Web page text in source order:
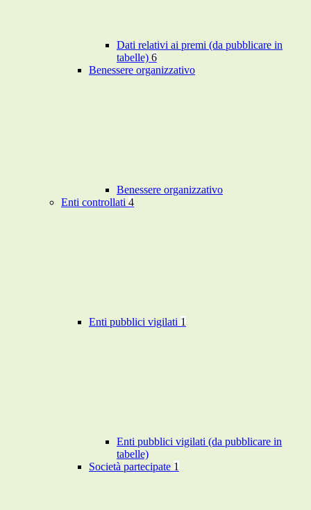
Dati relativi ai premi (da pubblicare in
tabelle) 6
Benessere organizzativo
Benessere organizzativo
Enti controllati 4
Enti pubblici vigilati 1
Enti pubblici vigilati (da pubblicare in
tabelle)
Società partecipate 1